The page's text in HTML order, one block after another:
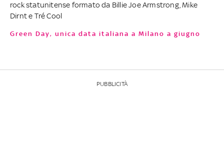
rock statunitense formato da Billie Joe Armstrong, Mike
Dirnt e Tré Cool
Green Day, unica data italiana a Milano a giugno
PUBBLICITÀ